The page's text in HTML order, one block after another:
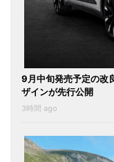
9月中旬発売予定の改
ザインが先行公開
3時間 ago